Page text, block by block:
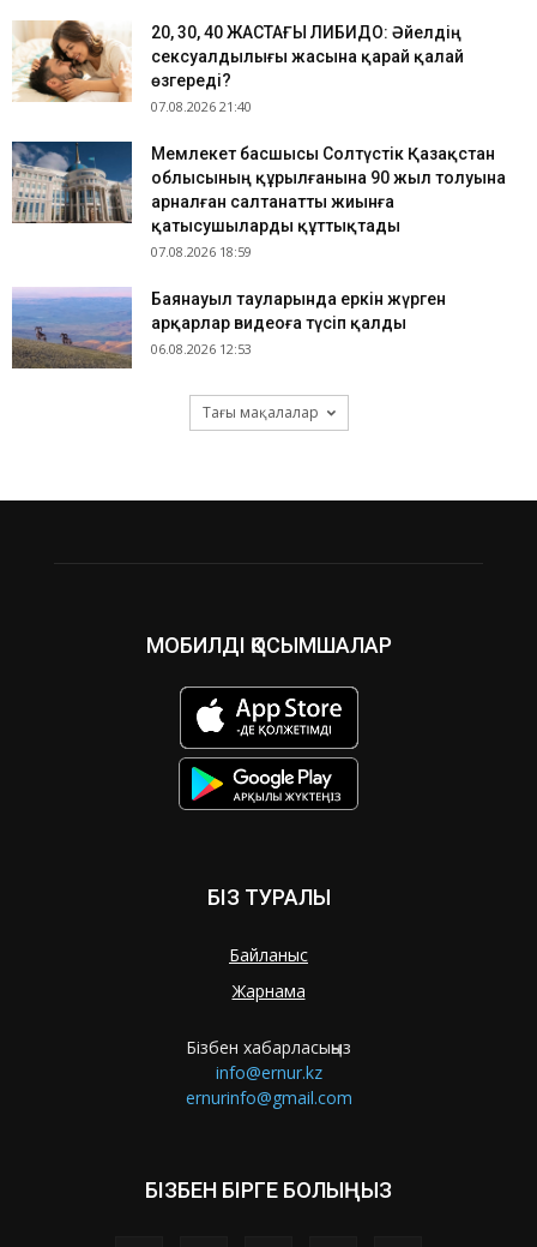
​20, 30, 40 ЖАСТАҒЫ ЛИБИДО: Әйелдің
сексуалдылығы жасына қарай қалай
өзгереді?
07.08.2026 21:40
Мемлекет басшысы Солтүстік Қазақстан
облысының құрылғанына 90 жыл толуына
арналған салтанатты жиынға
қатысушыларды құттықтады
07.08.2026 18:59
Баянауыл тауларында еркін жүрген
арқарлар видеоға түсіп қалды
06.08.2026 12:53
Тағы мақалалар
МОБИЛДІ ҚОСЫМШАЛАР
БІЗ ТУРАЛЫ
Байланыс
Жарнама
Бізбен хабарласыңыз
info@ernur.kz
ernurinfo@gmail.com
БІЗБЕН БІРГЕ БОЛЫҢЫЗ